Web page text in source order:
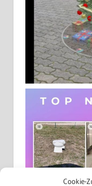
Cookie-